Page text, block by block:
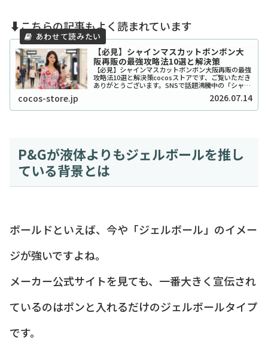
⬇️こちらの記事もよく読まれています
【必見】シャインマスカットボンボン大
阪再販の最強攻略法10選と解決策
【必見】シャインマスカットボンボン大阪再販の最強
攻略法10選と解決策cocosストアです、ご覧いただき
ありがとうございます。SNSで話題沸騰中の「シャイ
ンマスカットボンボン」、大阪でも探し回っている方
が本当に多いですよね。2026年現在もそ...
cocos-store.jp 2026.07.14
P&Gが液体よりもジェルボールを推し
ている背景とは
ボールドといえば、今や「ジェルボール」のイメー
ジが強いですよね。
メーカー公式サイトを見ても、一番大きく宣伝され
ているのはポンと入れるだけのジェルボールタイプ
です。